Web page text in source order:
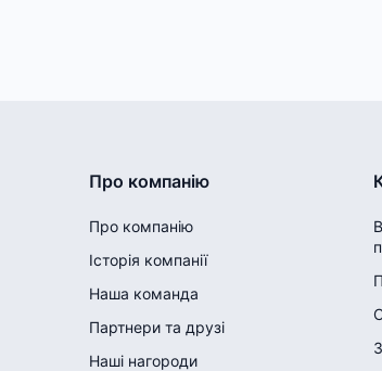
Про компанію
Про компанію
Історія компанії
Наша команда
Партнери та друзі
Наші нагороди